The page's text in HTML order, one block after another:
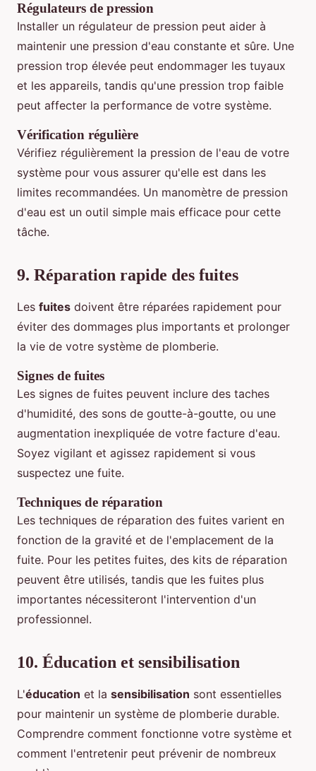
Régulateurs de pression
Installer un régulateur de pression peut aider à
maintenir une pression d'eau constante et sûre. Une
pression trop élevée peut endommager les tuyaux
et les appareils, tandis qu'une pression trop faible
peut affecter la performance de votre système.
Vérification régulière
Vérifiez régulièrement la pression de l'eau de votre
système pour vous assurer qu'elle est dans les
limites recommandées. Un manomètre de pression
d'eau est un outil simple mais efficace pour cette
tâche.
9. Réparation rapide des fuites
Les fuites doivent être réparées rapidement pour
éviter des dommages plus importants et prolonger
la vie de votre système de plomberie.
Signes de fuites
Les signes de fuites peuvent inclure des taches
d'humidité, des sons de goutte-à-goutte, ou une
augmentation inexpliquée de votre facture d'eau.
Soyez vigilant et agissez rapidement si vous
suspectez une fuite.
Techniques de réparation
Les techniques de réparation des fuites varient en
fonction de la gravité et de l'emplacement de la
fuite. Pour les petites fuites, des kits de réparation
peuvent être utilisés, tandis que les fuites plus
importantes nécessiteront l'intervention d'un
professionnel.
10. Éducation et sensibilisation
L'éducation et la sensibilisation sont essentielles
pour maintenir un système de plomberie durable.
Comprendre comment fonctionne votre système et
comment l'entretenir peut prévenir de nombreux